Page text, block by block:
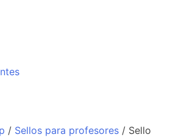
/ Sellos para profesores / Sello